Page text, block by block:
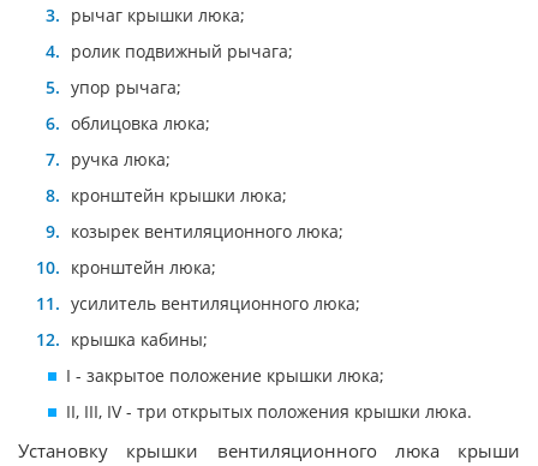
рычаг крышки люка;
ролик подвижный рычага;
упор рычага;
облицовка люка;
ручка люка;
кронштейн крышки люка;
козырек вентиляционного люка;
кронштейн люка;
усилитель вентиляционного люка;
крышка кабины;
I - закрытое положение крышки люка;
II, III, IV - три открытых положения крышки люка.
Установку крышки вентиляционного люка крыши